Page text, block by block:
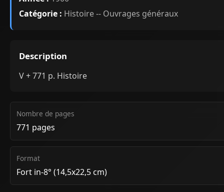
Catégorie : Histoire -- Ouvrages généraux
Description
V + 771 p. Histoire
Nombre de pages
771 pages
Format
Fort in-8° (14,5x22,5 cm)